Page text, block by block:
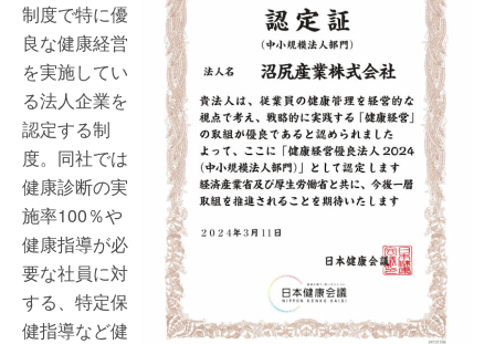
制度で特に優
良な健康経営
を実施してい
る法人企業を
認定する制
度。同社では
健康診断の実
施率100％や
健康指導が必
要な社員に対
する、特定保
健指導など健